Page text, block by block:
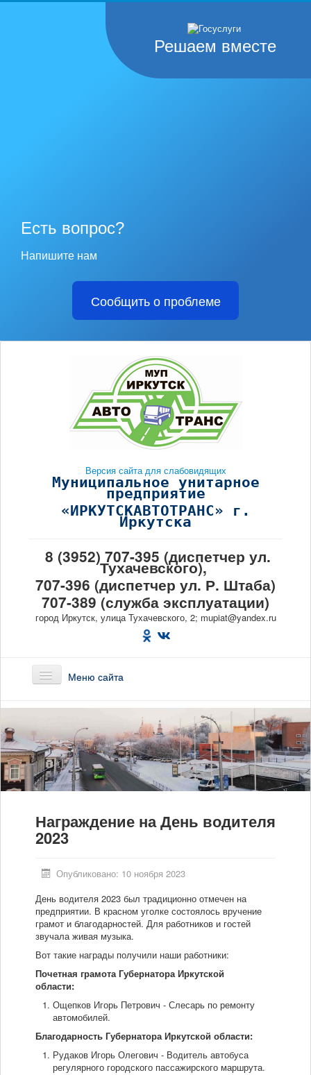
Решаем вместе
Есть вопрос?
Напишите нам
Сообщить о проблеме
Версия сайта для слабовидящих
Муниципальное унитарное
предприятие
«ИРКУТСКАВТОТРАНС» г.
Иркутска
8 (3952) 707-395 (диспетчер ул.
Тухачевского),
707-396 (диспетчер ул. Р. Штаба)
707-389 (служба эксплуатации)
город Иркутск, улица Тухачевского, 2; mupiat@yandex.ru
Меню сайта
О предприятии
Маршруты
Вакансии
Документы
Мы в СМИ
Награждение на День водителя
2023
Опубликовано: 10 ноября 2023
День водителя 2023 был традиционно отмечен на
предприятии. В красном уголке состоялось вручение
грамот и благодарностей. Для работников и гостей
звучала живая музыка.
Вот такие награды получили наши работники:
Почетная грамота Губернатора Иркутской
области:
Ощепков Игорь Петрович - Слесарь по ремонту
автомобилей.
Благодарность Губернатора Иркутской области:
Рудаков Игорь Олегович - Водитель автобуса
регулярного городского пассажирского маршрута.